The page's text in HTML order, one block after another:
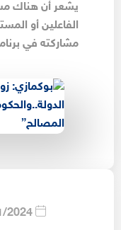
يشعر أن هناك
الفاعلين أو
مشاركته في
2024